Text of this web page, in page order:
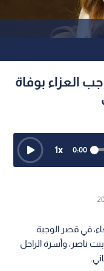
العزاء بوفاة
0:00
1x
في قصر الوجبة
ناصر، وأسرة الراحل